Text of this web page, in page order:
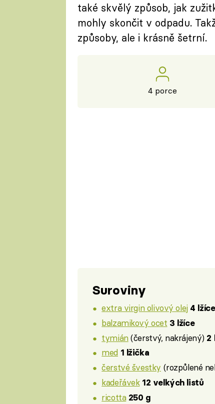
také skvělý způsob, jak
mohly skončit v odpadu.
způsoby, ale i krásně šetrní.
4 porce
Suroviny
extra virgin olivový olej 4 lžíce
balzamikový ocet 3 lžíce
tymián(čerstvý, nakrájený) 2
med 1 lžička
čerstvé švestky (rozpůlené
kadeřávek 12 velkých listů
ricotta 250 g